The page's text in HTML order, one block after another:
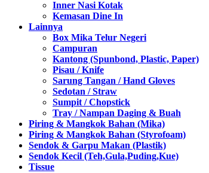
Inner Nasi Kotak
Kemasan Dine In
Lainnya
Box Mika Telur Negeri
Campuran
Kantong (Spunbond, Plastic, Paper)
Pisau / Knife
Sarung Tangan / Hand Gloves
Sedotan / Straw
Sumpit / Chopstick
Tray / Nampan Daging & Buah
Piring & Mangkok Bahan (Mika)
Piring & Mangkok Bahan (Styrofoam)
Sendok & Garpu Makan (Plastik)
Sendok Kecil (Teh,Gula,Puding,Kue)
Tissue